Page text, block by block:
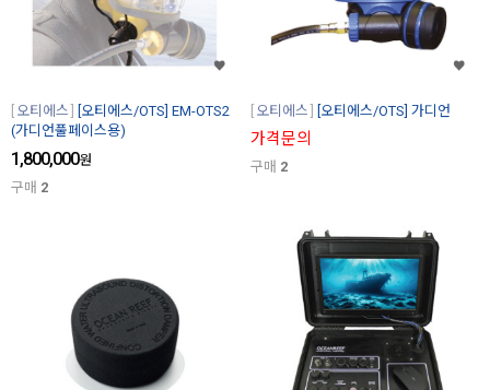
오티에스
[오티에스/OTS] EM-OTS2
(가디언풀페이스용)
1,800,000원
구매 2
오티에스 [오티에스/OTS] 가디언
가격문의
구매 2